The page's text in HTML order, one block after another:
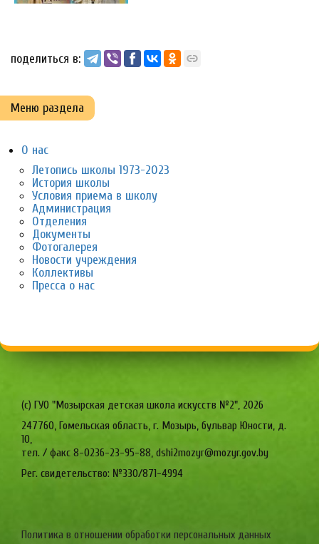
поделиться в:
Меню раздела
О нас
Летопись школы 1973-2023
История школы
Условия приема в школу
Администрация
Отделения
Документы
Фотогалерея
Новости учреждения
Коллективы
Пресса о нас
(c) ГУО "Мозырская детская школа искусств №2", 2026
247760, Гомельская область, г. Мозырь, бульвар Юности, д.
10,
тел. / факс 8-0236-23-95-88, dshi2mozyr@mozyr.gov.by
Рег. свидетельство: №330/871-4994
Политика в отношении обработки персональных данных